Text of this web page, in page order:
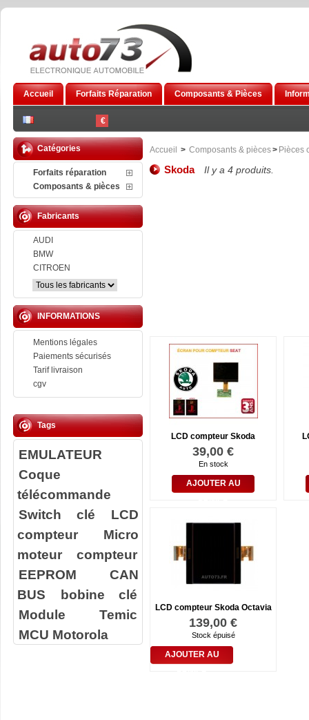
€
Accueil Forfaits Réparation Composants & Pièces
Catégories
Forfaits réparation
Composants & pièces
Fabricants
AUDI
BMW
CITROEN
INFORMATIONS
Mentions légales
Paiements sécurisés
Tarif livraison
cgv
Tags
EMULATEUR
Coque
télécommande
Switch clé
LCD
compteur
Micro
moteur compteur
EEPROM
CAN
BUS
bobine clé
Module Temic
MCU Motorola
Accueil > Composants & pièces> Pièces
Skoda Il y a 4 produits.
LCD compteur Skoda
39,00 €
En stock
AJOUTER AU
LCD compteur Skoda Octavia
139,00 €
Stock épuisé
AJOUTER AU